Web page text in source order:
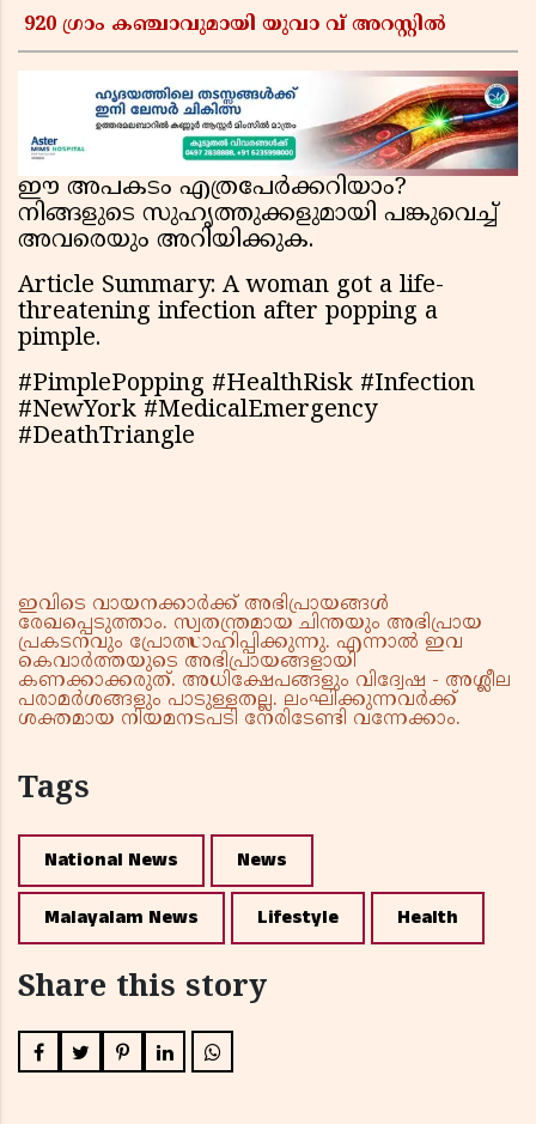
920 ഗ്രാം കഞ്ചാവുമായി യുവാ വ് അറസ്റ്റിൽ
ഈ അപകടം എത്രപേർക്കറിയാം?
നിങ്ങളുടെ സുഹൃത്തുക്കളുമായി പങ്കുവെച്ച്
അവരെയും അറിയിക്കുക.
Article Summary: A woman got a life-
threatening infection after popping a
pimple.
#PimplePopping #HealthRisk #Infection
#NewYork #MedicalEmergency
#DeathTriangle
ഇവിടെ വായനക്കാർക്ക് അഭിപ്രായങ്ങൾ
രേഖപ്പെടുത്താം. സ്വതന്ത്രമായ ചിന്തയും അഭിപ്രായ
പ്രകടനവും പ്രോത്സാഹിപ്പിക്കുന്നു. എന്നാൽ ഇവ
കെവാർത്തയുടെ അഭിപ്രായങ്ങളായി
കണക്കാക്കരുത്. അധിക്ഷേപങ്ങളും വിദ്വേഷ - അശ്ലീല
പരാമർശങ്ങളും പാടുള്ളതല്ല. ലംഘിക്കുന്നവർക്ക്
ശക്തമായ നിയമനടപടി നേരിടേണ്ടി വന്നേക്കാം.
Tags
National News News
Malayalam News Lifestyle Health
Share this story